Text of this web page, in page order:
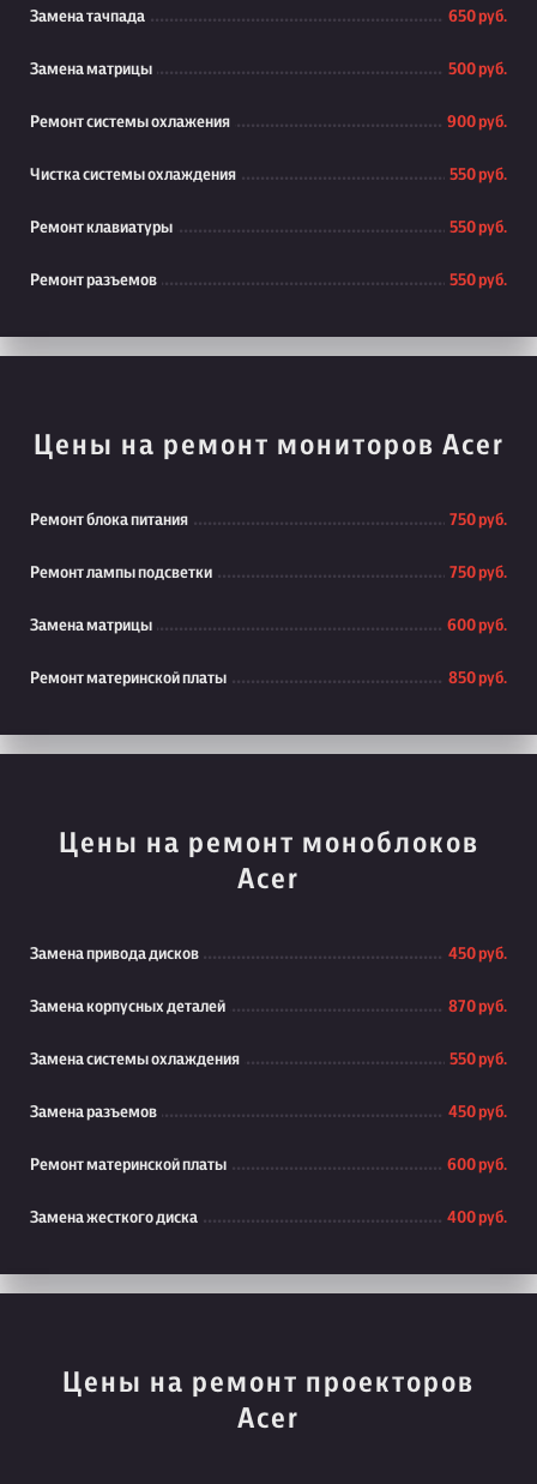
Замена тачпада 650 руб.
Замена матрицы 500 руб.
Ремонт системы охлажения 900 руб.
Чистка системы охлаждения 550 руб.
Ремонт клавиатуры 550 руб.
Ремонт разъемов 550 руб.
Цены на ремонт мониторов Acer
Ремонт блока питания 750 руб.
Ремонт лампы подсветки 750 руб.
Замена матрицы 600 руб.
Ремонт материнской платы 850 руб.
Цены на ремонт моноблоков
Acer
Замена привода дисков 450 руб.
Замена корпусных деталей 870 руб.
Замена системы охлаждения 550 руб.
Замена разъемов 450 руб.
Ремонт материнской платы 600 руб.
Замена жесткого диска 400 руб.
Цены на ремонт проекторов
Acer